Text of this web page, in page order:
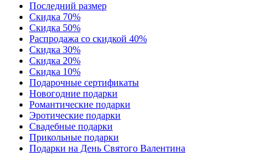
Последний размер
Скидка 70%
Скидка 50%
Распродажа со скидкой 40%
Скидка 30%
Скидка 20%
Скидка 10%
Подарочные сертификаты
Новогодние подарки
Романтические подарки
Эротические подарки
Свадебные подарки
Прикольные подарки
Подарки на День Святого Валентина